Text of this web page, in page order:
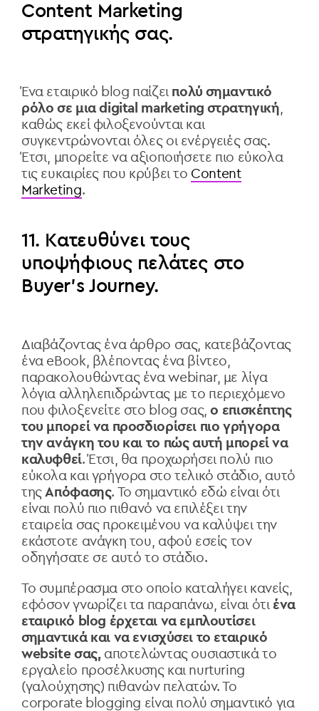
Content Marketing
στρατηγικής σας.
Ένα εταιρικό blog παίζει πολύ σημαντικό
ρόλο σε μια digital marketing στρατηγική,
καθώς εκεί φιλοξενούνται και
συγκεντρώνονται όλες οι ενέργειές σας.
Έτσι, μπορείτε να αξιοποιήσετε πιο εύκολα
τις ευκαιρίες που κρύβει το Content
Marketing.
11. Κατευθύνει τους
υποψήφιους πελάτες στο
Buyer’s Journey.
Διαβάζοντας ένα άρθρο σας, κατεβάζοντας
ένα eBook, βλέποντας ένα βίντεο,
παρακολουθώντας ένα webinar, με λίγα
λόγια αλληλεπιδρώντας με το περιεχόμενο
που φιλοξενείτε στο blog σας,ο επισκέπτης
του μπορεί να προσδιορίσει πιο γρήγορα
την ανάγκη του και το πώς αυτή μπορεί να
καλυφθεί. Έτσι, θα προχωρήσει πολύ πιο
εύκολα και γρήγορα στο τελικό στάδιο, αυτό
της Απόφασης. Το σημαντικό εδώ είναι ότι
είναι πολύ πιο πιθανό να επιλέξει την
εταιρεία σας προκειμένου να καλύψει την
εκάστοτε ανάγκη του, αφού εσείς τον
οδηγήσατε σε αυτό το στάδιο.
Το συμπέρασμα στο οποίο καταλήγει κανείς,
εφόσον γνωρίζει τα παραπάνω, είναι ότι ένα
εταιρικό blog έρχεται να εμπλουτίσει
σημαντικά και να ενισχύσει το εταιρικό
website σας,αποτελώντας ουσιαστικά το
εργαλείο προσέλκυσης και nurturing
(γαλούχησης) πιθανών πελατών. Το
corporate blogging είναι πολύ σημαντικό για